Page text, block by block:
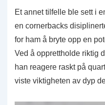
Et annet tilfelle ble sett i
en cornerbacks
for ham å bryte opp en
Ved å opprettholde riktig
han reagere raskt på
viste viktigheten av dyp